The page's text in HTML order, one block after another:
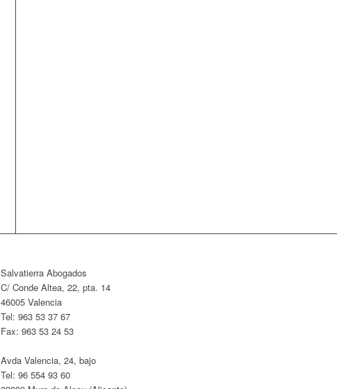
Salvatierra Abogados
C/ Conde Altea, 22, pta. 14
46005 Valencia
Tel: 963 53 37 67
Fax: 963 53 24 53
Avda Valencia, 24, bajo
Tel: 96 554 93 60